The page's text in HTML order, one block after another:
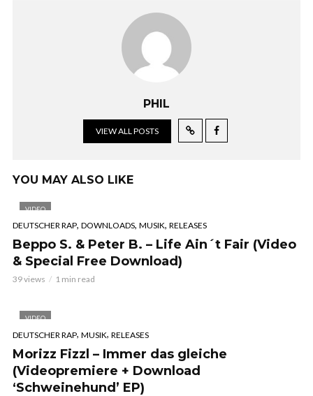
PHIL
VIEW ALL POSTS
YOU MAY ALSO LIKE
VIDEO
DEUTSCHER RAP, DOWNLOADS, MUSIK, RELEASES
Beppo S. & Peter B. – Life Ain´t Fair (Video
& Special Free Download)
39 views 1 min read
VIDEO
DEUTSCHER RAP, MUSIK, RELEASES
Morizz Fizzl – Immer das gleiche
(Videopremiere + Download
‘Schweinehund’ EP)